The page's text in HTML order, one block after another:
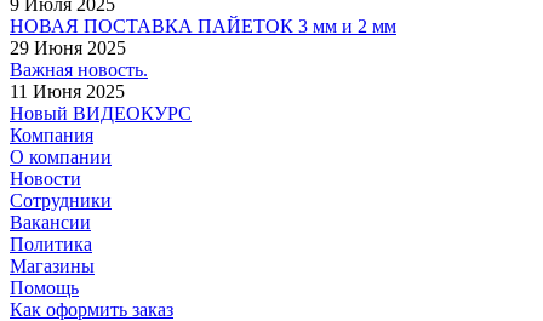
9 Июля 2025
НОВАЯ ПОСТАВКА ПАЙЕТОК 3 мм и 2 мм
29 Июня 2025
Важная новость.
11 Июня 2025
Новый ВИДЕОКУРС
Компания
О компании
Новости
Сотрудники
Вакансии
Политика
Магазины
Помощь
Как оформить заказ